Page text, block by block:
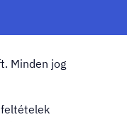
Minden jog
feltételek